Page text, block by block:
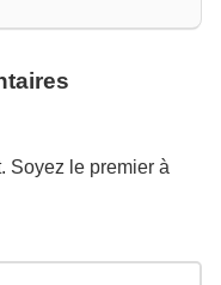
Soyez le premier à